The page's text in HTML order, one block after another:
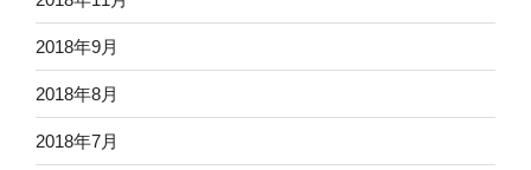
2018年9月
2018年8月
2018年7月